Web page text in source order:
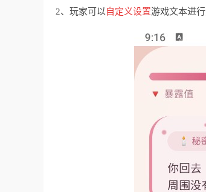
2、玩家可以 自定义设置游戏文本进行